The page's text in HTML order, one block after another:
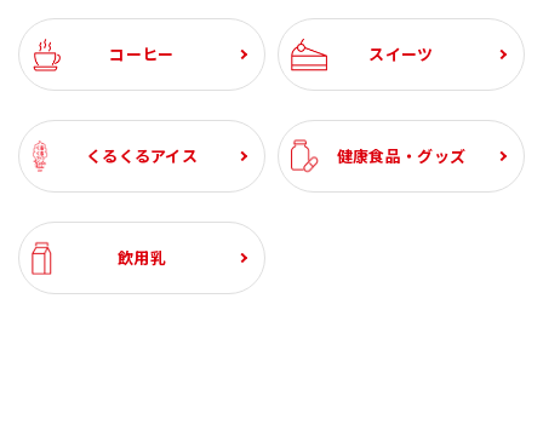
コーヒー スイーツ
くるくるアイス 健康食品・グッズ
飲用乳